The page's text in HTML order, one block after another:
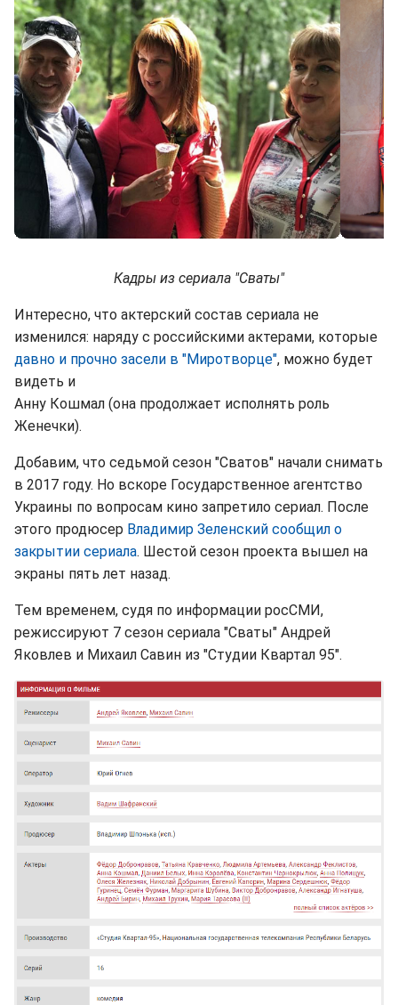
Кадры из сериала "Сваты"
Интересно, что актерский состав сериала не
изменился: наряду с российскими актерами, которые
давно и прочно засели в "Миротворце", можно будет
видеть и
Анну Кошмал (она продолжает исполнять роль
Женечки).
Добавим, что седьмой сезон "Сватов" начали снимать
в 2017 году. Но вскоре Государственное агентство
Украины по вопросам кино запретило сериал. После
этого продюсер Владимир Зеленский сообщил о
закрытии сериала. Шестой сезон проекта вышел на
экраны пять лет назад.
Тем временем, судя по информации росСМИ,
режиссируют 7 сезон сериала "Сваты" Андрей
Яковлев и Михаил Савин из "Студии Квартал 95".